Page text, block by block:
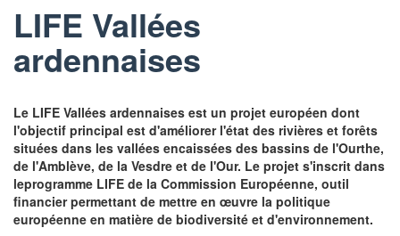
LIFE Vallées
ardennaises
Le LIFE Vallées ardennaises est un projet européen dont
l'objectif principal est d'améliorer l'état des rivières et forêts
situées dans les vallées encaissées des bassins de l'Ourthe,
de l'Amblève, de la Vesdre et de l'Our. Le projet s'inscrit dans
leprogramme LIFE de la Commission Européenne, outil
financier permettant de mettre en œuvre la politique
européenne en matière de biodiversité et d'environnement.